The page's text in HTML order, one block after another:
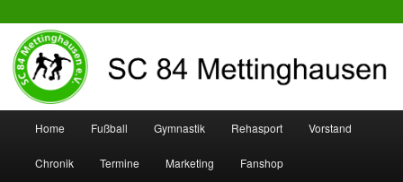
SC 84 Mettinghausen
Zum
Inhalt
Zum
sekundären
Home Fußball Gymnastik Rehasport Vorstand
Chronik Termine Marketing Fanshop